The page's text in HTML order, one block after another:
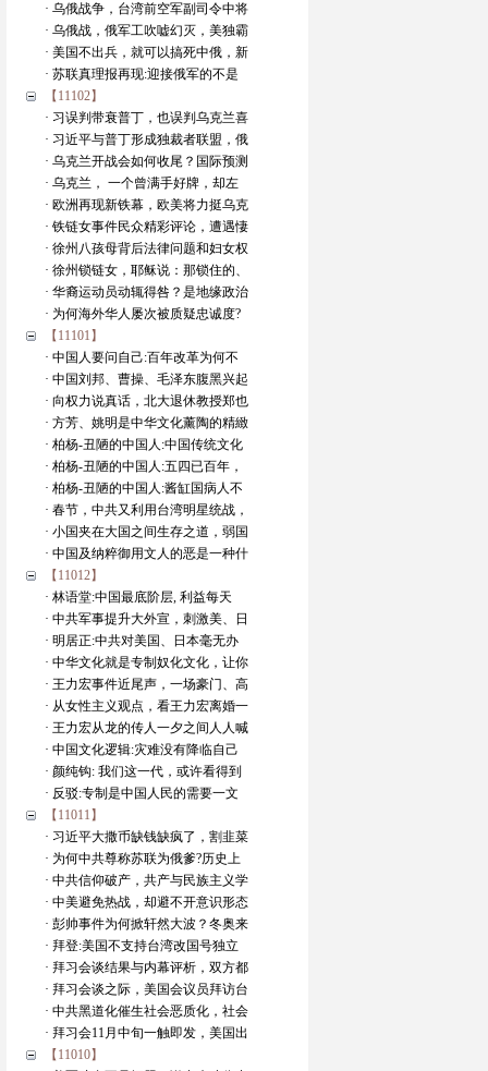
· 乌俄战争，台湾前空军副司令中将
· 乌俄战，俄军工吹嘘幻灭，美独霸
· 美国不出兵，就可以搞死中俄，新
· 苏联真理报再现:迎接俄军的不是
【11102】
· 习误判带衰普丁，也误判乌克兰喜
· 习近平与普丁形成独裁者联盟，俄
· 乌克兰开战会如何收尾？国际预测
· 乌克兰， 一个曾满手好牌，却左
· 欧洲再现新铁幕，欧美将力挺乌克
· 铁链女事件民众精彩评论，遭遇悽
· 徐州八孩母背后法律问题和妇女权
· 徐州锁链女，耶稣说：那锁住的、
· 华裔运动员动辄得咎？是地缘政治
· 为何海外华人屡次被质疑忠诚度?
【11101】
· 中国人要问自己:百年改革为何不
· 中国刘邦、曹操、毛泽东腹黑兴起
· 向权力说真话，北大退休教授郑也
· 方芳、姚明是中华文化薰陶的精緻
· 柏杨-丑陋的中国人:中国传统文化
· 柏杨-丑陋的中国人:五四已百年，
· 柏杨-丑陋的中国人:酱缸国病人不
· 春节，中共又利用台湾明星统战，
· 小国夹在大国之间生存之道，弱国
· 中国及纳粹御用文人的恶是一种什
【11012】
· 林语堂:中国最底阶层, 利益每天
· 中共军事提升大外宣，刺激美、日
· 明居正:中共对美国、日本毫无办
· 中华文化就是专制奴化文化，让你
· 王力宏事件近尾声，一场豪门、高
· 从女性主义观点，看王力宏离婚一
· 王力宏从龙的传人一夕之间人人喊
· 中国文化逻辑:灾难没有降临自己
· 颜纯钩: 我们这一代，或许看得到
· 反驳:专制是中国人民的需要一文
【11011】
· 习近平大撒币缺钱缺疯了，割韭菜
· 为何中共尊称苏联为俄爹?历史上
· 中共信仰破产，共产与民族主义学
· 中美避免热战，却避不开意识形态
· 彭帅事件为何掀轩然大波？冬奥来
· 拜登:美国不支持台湾改国号独立
· 拜习会谈结果与内幕评析，双方都
· 拜习会谈之际，美国会议员拜访台
· 中共黑道化催生社会恶质化，社会
· 拜习会11月中旬一触即发，美国出
【11010】